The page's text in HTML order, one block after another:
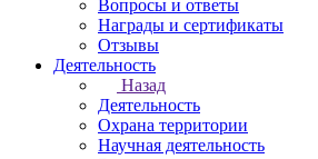
Вопросы и ответы
Награды и сертификаты
Отзывы
Деятельность
Назад
Деятельность
Охрана территории
Научная деятельность